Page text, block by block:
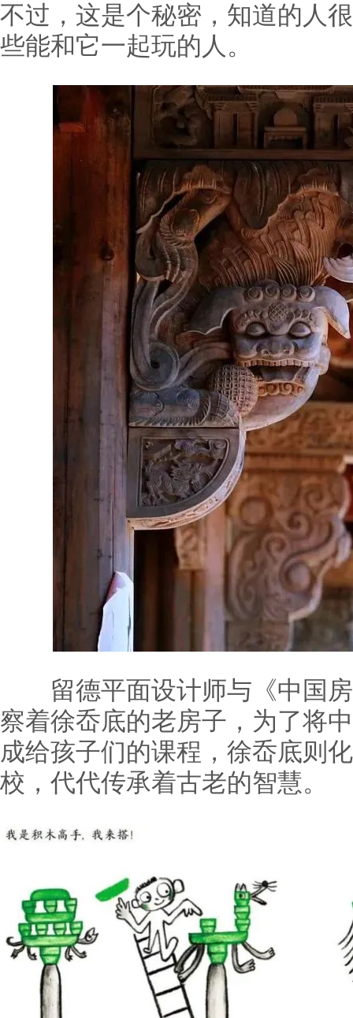
不过，这是个秘密，知道的人
些能和它一起玩的人。
留德平面设计师与《中国房
察着徐岙底的老房子，为了将
成给孩子们的课程，徐岙底则
校，代代传承着古老的智慧。